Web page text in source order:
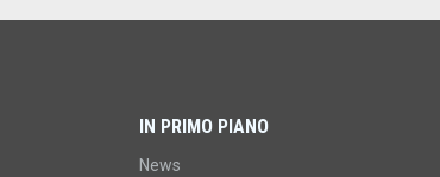
IN PRIMO PIANO
News